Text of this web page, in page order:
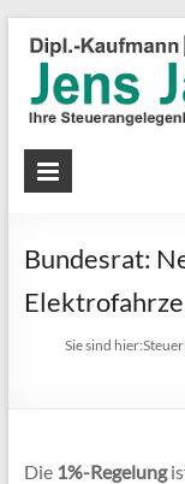
Bundesrat:
Sie sind hier:
Die 1%-Regelung